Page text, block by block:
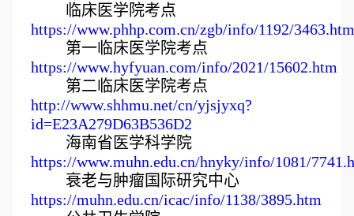
临床医学院考点
https://www.phhp.com.cn/zgb/info/1192/3463.htm
第一临床医学院考点
https://www.hyfyuan.com/info/2021/15602.htm
第二临床医学院考点
http://www.shhmu.net/cn/yjsjyxq?
id=E23A279D63B536D2
海南省医学科学院
https://www.muhn.edu.cn/hnyky/info/1081/
衰老与肿瘤国际研究中心
https://muhn.edu.cn/icac/info/1138/3895.htm